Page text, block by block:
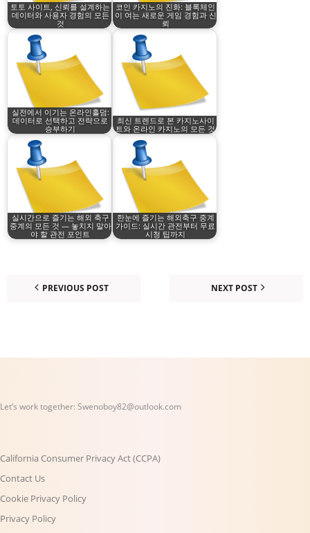
토토 사이트, 신뢰를 설계하는
데이터와 사용자 경험의 모든
것
코인 카지노의 진화: 블록체인
이 여는 새로운 게임 경험과 신
뢰
실전에서 이기는 온라인홀덤:
데이터로 선택하고 전략으로
승부하기
최신 트렌드로 본 카지노사이
트와 온라인 카지노의 모든 것
실시간으로 즐기는 해외 축구
중계의 모든 것 — 놓치지 말아
야 할 관전 포인트
한눈에 즐기는 해외축구 중계
가이드: 실시간 관전부터 무료
시청 팁까지
PREVIOUS POST NEXT POST
Let’s work together: Swenoboy82@outlook.com
California Consumer Privacy Act (CCPA)
Contact Us
Cookie Privacy Policy
Privacy Policy